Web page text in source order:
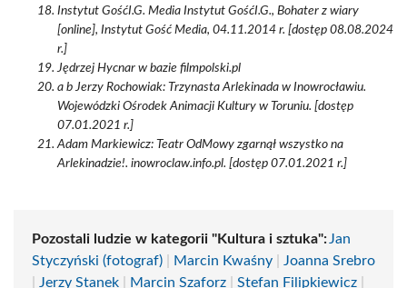
Instytut GośćI.G. Media Instytut GośćI.G., Bohater z wiary
[online], Instytut Gość Media, 04.11.2014 r. [dostęp 08.08.2024
r.]
Jędrzej Hycnar w bazie filmpolski.pl
a b Jerzy Rochowiak: Trzynasta Arlekinada w Inowrocławiu.
Wojewódzki Ośrodek Animacji Kultury w Toruniu. [dostęp
07.01.2021 r.]
Adam Markiewicz: Teatr OdMowy zgarnął wszystko na
Arlekinadzie!. inowroclaw.info.pl. [dostęp 07.01.2021 r.]
Pozostali ludzie w kategorii "Kultura i sztuka": Jan
Styczyński (fotograf)
Marcin Kwaśny
Joanna Srebro
Jerzy Stanek Marcin Szaforz Stefan Filipkiewicz